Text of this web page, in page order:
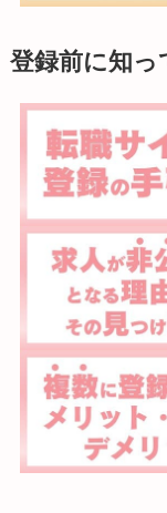
登録前に知っ